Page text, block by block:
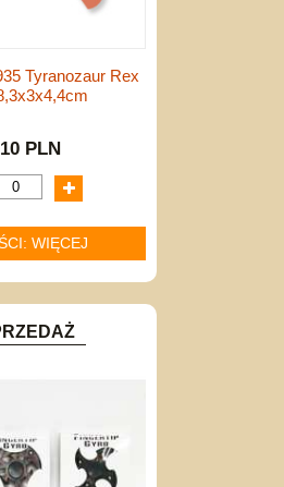
Tyranozaur Rex
PLN
WIĘCEJ